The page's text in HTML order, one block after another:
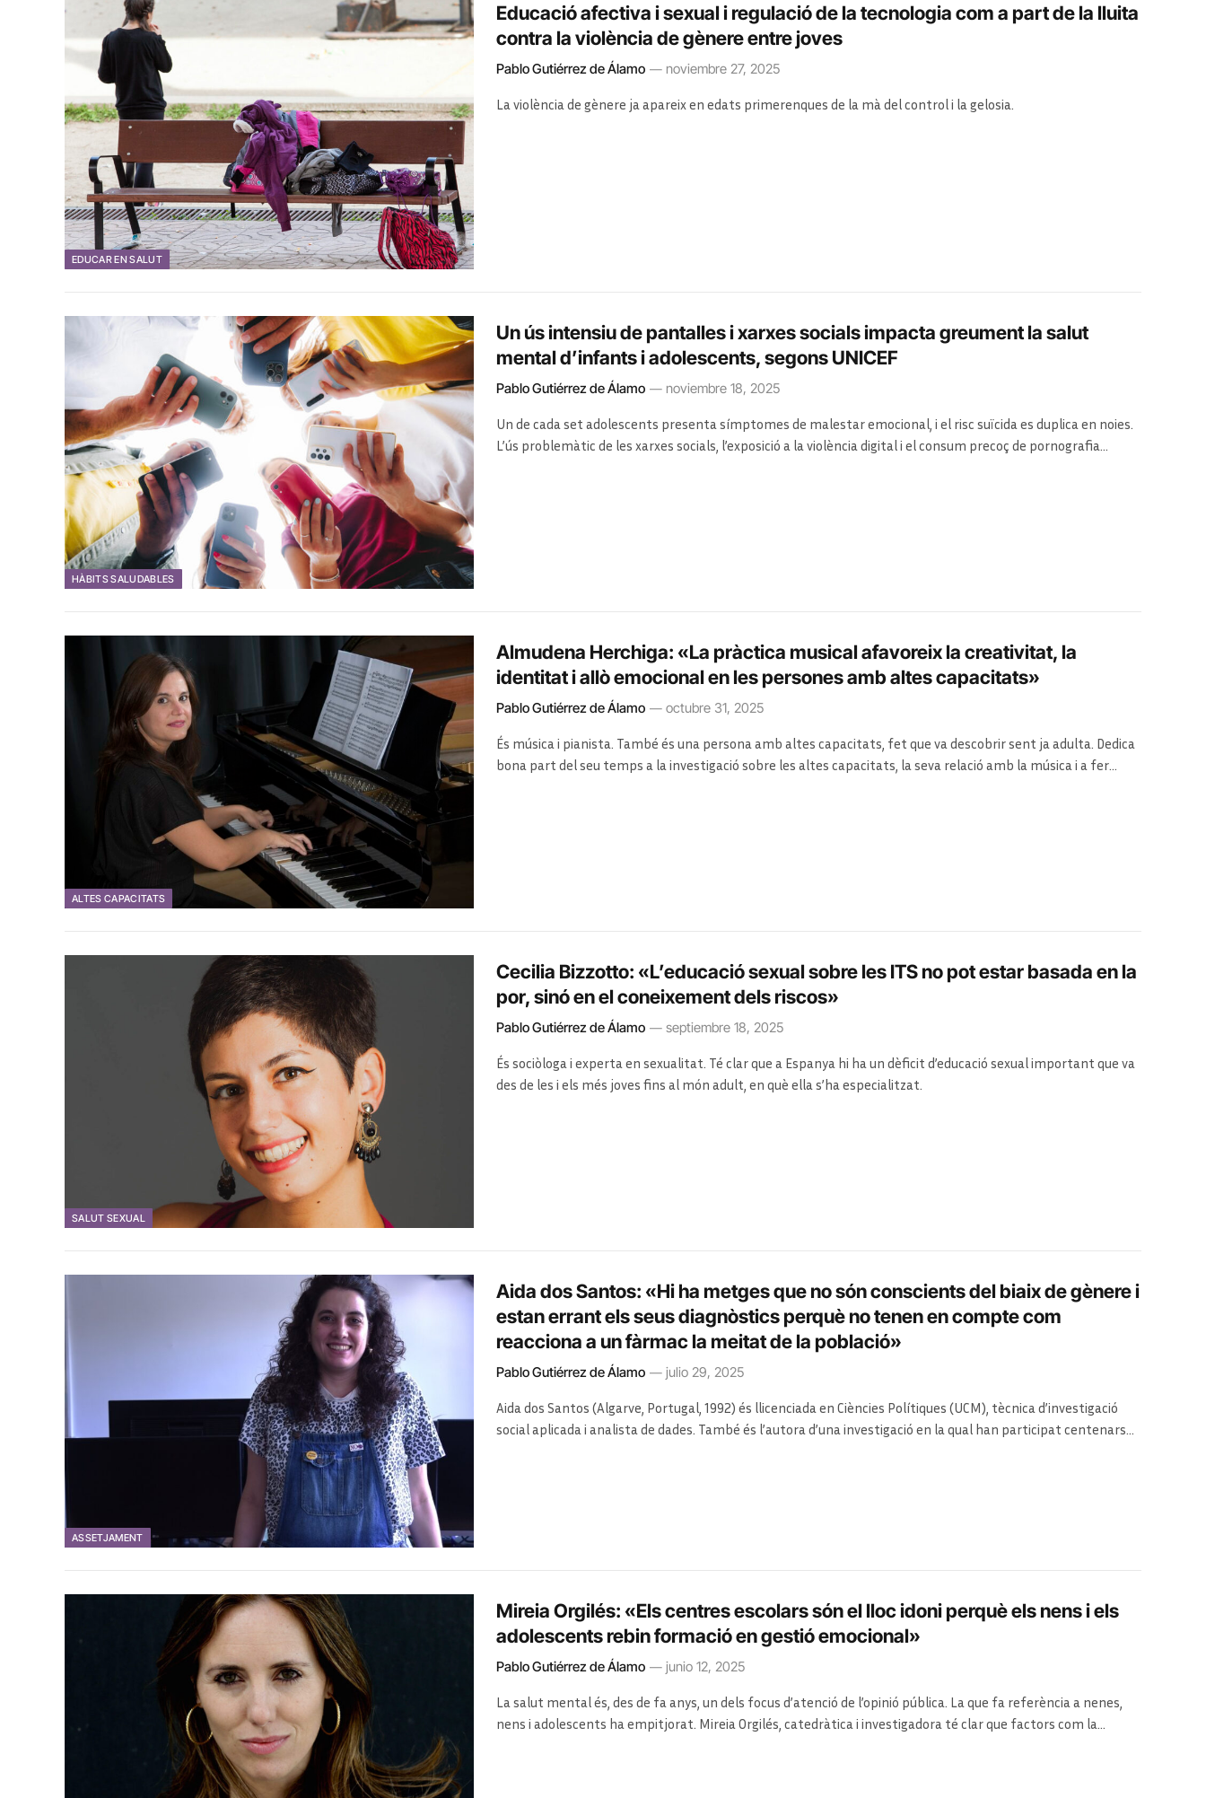
EDUCAR EN SALUT
Educació afectiva i sexual i regulació de la tecnologia com a part de la lluita
contra la violència de gènere entre joves
Pablo Gutiérrez de Álamo noviembre 27, 2025
La violència de gènere ja apareix en edats primerenques de la mà del control i la gelosia.
HÀBITS SALUDABLES
Un ús intensiu de pantalles i xarxes socials impacta greument la salut
mental d’infants i adolescents, segons UNICEF
Pablo Gutiérrez de Álamo noviembre 18, 2025
Un de cada set adolescents presenta símptomes de malestar emocional, i el risc suïcida es duplica en noies.
L’ús problemàtic de les xarxes socials, l’exposició a la violència digital i el consum precoç de pornografia
ALTES CAPACITATS
Almudena Herchiga: «La pràctica musical afavoreix la creativitat, la
identitat i allò emocional en les persones amb altes capacitats»
Pablo Gutiérrez de Álamo octubre 31, 2025
És música i pianista. També és una persona amb altes capacitats, fet que va descobrir sent ja adulta. Dedica
bona part del seu temps a la investigació sobre les altes capacitats, la seva relació amb la música i a fer
SALUT SEXUAL
Cecilia Bizzotto: «L’educació sexual sobre les ITS no pot estar basada en la
por, sinó en el coneixement dels riscos»
Pablo Gutiérrez de Álamo septiembre 18, 2025
És sociòloga i experta en sexualitat. Té clar que a Espanya hi ha un dèficit d’educació sexual important que va
des de les i els més joves fins al món adult, en què ella s’ha especialitzat.
ASSETJAMENT
Aida dos Santos: «Hi ha metges que no són conscients del biaix de gènere i
estan errant els seus diagnòstics perquè no tenen en compte com
reacciona a un fàrmac la meitat de la població»
Pablo Gutiérrez de Álamo julio 29, 2025
Aida dos Santos (Algarve, Portugal, 1992) és llicenciada en Ciències Polítiques (UCM), tècnica d’investigació
social aplicada i analista de dades. També és l’autora d’una investigació en la qual han participat centenars
Mireia Orgilés: «Els centres escolars són el lloc idoni perquè els nens i els
adolescents rebin formació en gestió emocional»
Pablo Gutiérrez de Álamo junio 12, 2025
La salut mental és, des de fa anys, un dels focus d’atenció de l’opinió pública. La que fa referència a nenes,
nens i adolescents ha empitjorat. Mireia Orgilés, catedràtica i investigadora té clar que factors com la